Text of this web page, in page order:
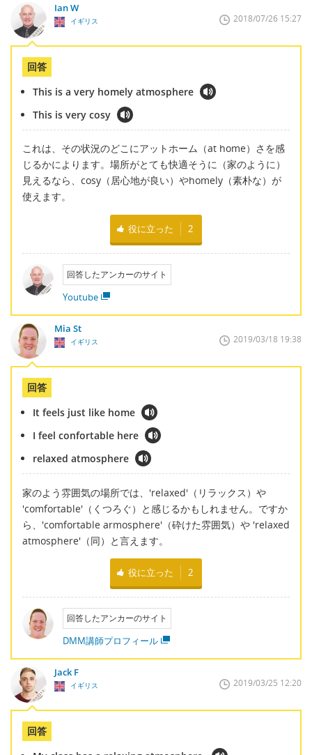
Ian W
イギリス 2018/07/26 15:27
回答
This is a very homely atmosphere
This is very cosy
これは、その状況のどこにアットホーム（at home）さを感
じるかによります。場所がとても快適そうに（家のように）
見えるなら、cosy（居心地が良い）やhomely（素朴な）が
使えます。
役に立った 2
回答したアンカーのサイト
Youtube
Mia St
イギリス 2019/03/18 19:38
回答
It feels just like home
I feel confortable here
relaxed atmosphere
家のよう雰囲気の場所では、'relaxed'（リラックス）や
'comfortable'（くつろぐ）と感じるかもしれません。ですか
ら、'comfortable armosphere'（砕けた雰囲気）や 'relaxed
atmosphere'（同）と言えます。
役に立った 2
回答したアンカーのサイト
DMM講師プロフィール
Jack F
イギリス 2019/03/25 12:20
回答